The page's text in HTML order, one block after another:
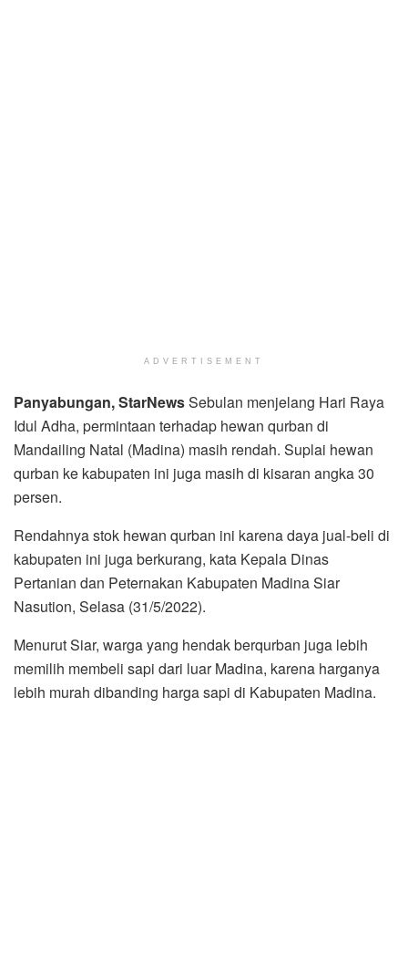
ADVERTISEMENT
Panyabungan, StarNewsSebulan menjelang Hari Raya
Idul Adha, permintaan terhadap hewan qurban di
Mandailing Natal (Madina) masih rendah. Suplai hewan
qurban ke kabupaten ini juga masih di kisaran angka 30
persen.
Rendahnya stok hewan qurban ini karena daya jual-beli di
kabupaten ini juga berkurang, kata Kepala Dinas
Pertanian dan Peternakan Kabupaten Madina Siar
Nasution, Selasa (31/5/2022).
Menurut Siar, warga yang hendak berqurban juga lebih
memilih membeli sapi dari luar Madina, karena harganya
lebih murah dibanding harga sapi di Kabupaten Madina.